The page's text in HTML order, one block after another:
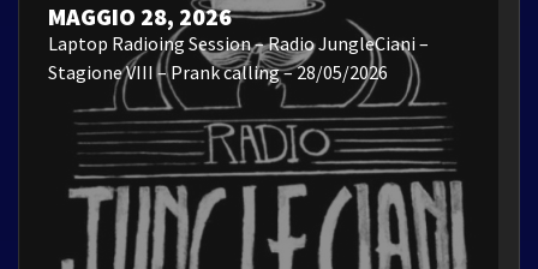
MAGGIO 28, 2026
Laptop Radioing Session – Radio JungleCiani –
Stagione VIII – Prank calling – 28/05/2026